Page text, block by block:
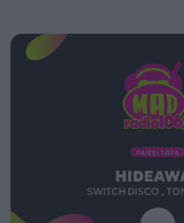
ΠΑΙΖΕΙ ΤΩΡΑ
SWITCH DISCO ,